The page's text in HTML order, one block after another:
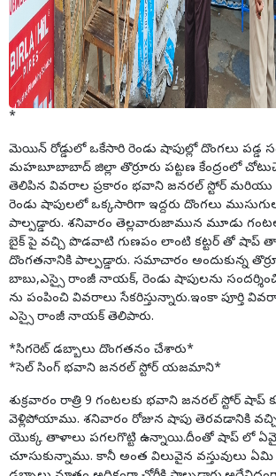
*
మెయిన్ రోడ్డులో ఒకేసారి రెండు షాపుల్లో దొంగలు పడ్డ
మహబూబాబాద్ జిల్లా తొర్రూరు పట్టణ కేంద్రంలో
తెలిపిన వివరాల ప్రకారం భవాని జనరల్ స్టోర్ మరియు
రెండు షాపులలో ఒక్కసారిగా ఇద్దరు దొంగలు
పాల్పడ్డారు. శనివారం తెల్లవారుజామున మూడు
బైక్ పై వచ్చి పొడవాటి గుణపం లాంటి కట్టర్ తో షాప్
దొంగతనానికి పాల్పడ్డారు. సమాచారం అందుకున్న
బాబు,ఎస్సై రాంజీ నాయక్, రెండు షాపులను
ను పంపించి వివరాలు సేకరిస్తున్నారు.ఇంకా పూర్తి
ఎస్సై రాంజీ నాయక్ తెలిపారు.
*సిగరెట్ డబ్బాలు దొంగతనం చేశారు*
*సెల్ సింగ్ భవాని జనరల్ స్టోర్ యజమాని*
శుక్రవారం రాత్రి 9 గంటలకు భవాని జనరల్ స్టోర్ షాప్
వెళ్లిపోయాము. శనివారం రోజున షాపు తెరవడానికి
యొక్క తాళాలు పగలగొట్టి ఉన్నాయి.దీంతో షాప్
చూసుకున్నాము. కానీ అంత విలువైన వస్తువులు